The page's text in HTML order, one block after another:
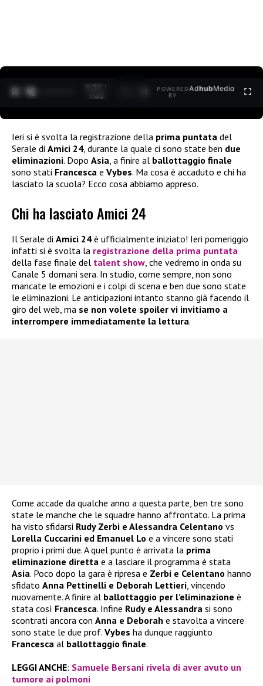
0:30 /
1:40
POWERED
BY
AdhubMedia
Ieri si è svolta la registrazione della prima puntata del
Serale di Amici 24, durante la quale ci sono state ben due
eliminazioni. Dopo Asia , a finire al ballottaggio finale
sono stati Francesca e Vybes. Ma cosa è accaduto e chi ha
lasciato la scuola? Ecco cosa abbiamo appreso.
Chi ha lasciato Amici 24
Il Serale di Amici 24è ufficialmente iniziato! Ieri pomeriggio
infatti si è svolta la registrazione della prima puntata
della fase finale del talent show, che vedremo in onda su
Canale 5 domani sera. In studio, come sempre, non sono
mancate le emozioni e i colpi di scena e ben due sono state
le eliminazioni. Le anticipazioni intanto stanno già facendo il
giro del web, ma se non volete spoiler vi invitiamo a
interrompere immediatamente la lettura.
Come accade da qualche anno a questa parte, ben tre sono
state le manche che le squadre hanno affrontato. La prima
ha visto sfidarsi Rudy Zerbi e Alessandra Celentano vs
Lorella Cuccarini ed Emanuel Lo e a vincere sono stati
proprio i primi due. A quel punto è arrivata la prima
eliminazione diretta e a lasciare il programma è stata
Asia. Poco dopo la gara è ripresa e Zerbi e Celentano hanno
sfidato Anna Pettinelli e Deborah Lettieri, vincendo
nuovamente. A finire al ballottaggio per l’eliminazione è
stata così Francesca. Infine Rudy e Alessandra si sono
scontrati ancora con Anna e Deborah e stavolta a vincere
sono state le due prof. Vybes ha dunque raggiunto
Francesca al ballottaggio finale.
LEGGI ANCHE: Samuele Bersani rivela di aver avuto un
tumore ai polmoni